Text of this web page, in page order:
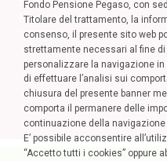
Modulistica
Circolari
Fondo Pensione Pegaso, con
Titolare del trattamento, la
consenso, il presente sito web
strettamente necessari al fine
personalizzare la navigazione
di effettuare l’analisi sui
chiusura del presente banner
comporta il permanere delle
continuazione della
E’ possibile acconsentire
“Accetto tutti i cookies” oppure